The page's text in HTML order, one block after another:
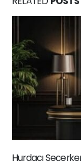
Hurdacı